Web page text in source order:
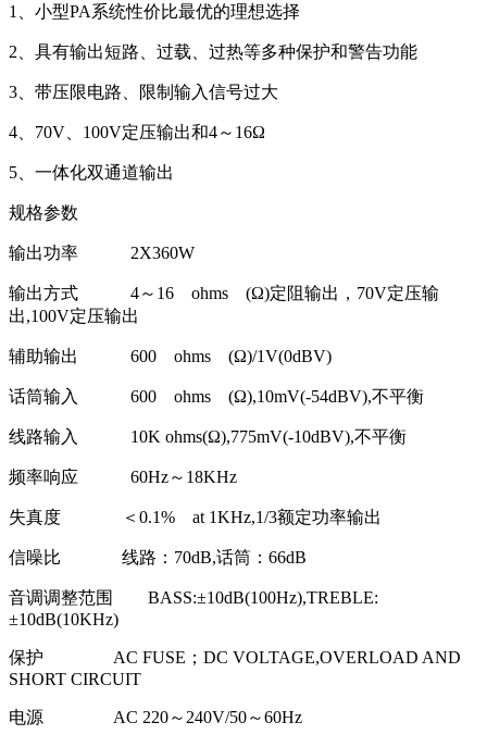
1、小型PA系统性价比最优的理想选择
2、具有输出短路、过载、过热等多种保护和警告功能
3、带压限电路、限制输入信号过大
4、70V、100V定压输出和4～16Ω
5、一体化双通道输出
规格参数
输出功率 2X360W
输出方式 4～16 ohms (Ω)定阻输出，70V定压输
出,100V定压输出
辅助输出 600 ohms (Ω)/1V(0dBV)
话筒输入 600 ohms (Ω),10mV(-54dBV),不平衡
线路输入 10K ohms(Ω),775mV(-10dBV),不平衡
频率响应 60Hz～18KHz
失真度 ＜0.1% at 1KHz,1/3额定功率输出
信噪比 线路：70dB,话筒：66dB
音调调整范围 BASS:±10dB(100Hz),TREBLE:
±10dB(10KHz)
保护 AC FUSE；DC VOLTAGE,OVERLOAD AND
SHORT CIRCUIT
电源 AC 220～240V/50～60Hz